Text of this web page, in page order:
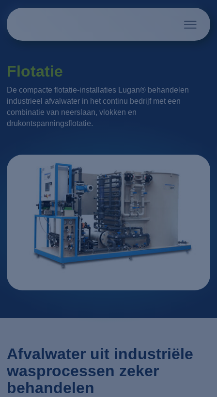
Flotatie
De compacte flotatie-installaties Lugan® behandelen
industrieel afvalwater in het continu bedrijf met een
combinatie van neerslaan, vlokken en
drukontspanningsflotatie.
Afvalwater uit industriële
wasprocessen zeker
behandelen